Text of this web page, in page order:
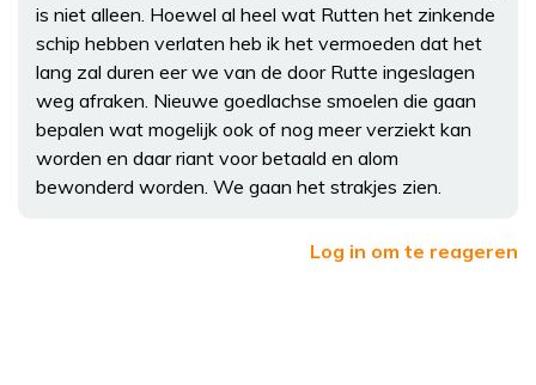
is niet alleen. Hoewel al heel wat Rutten het zinkende
schip hebben verlaten heb ik het vermoeden dat het
lang zal duren eer we van de door Rutte ingeslagen
weg afraken. Nieuwe goedlachse smoelen die gaan
bepalen wat mogelijk ook of nog meer verziekt kan
worden en daar riant voor betaald en alom
bewonderd worden. We gaan het strakjes zien.
Log in om te reageren